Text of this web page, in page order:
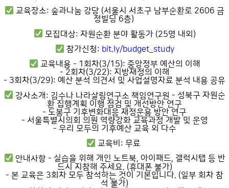
교육장소: 숲과나눔 강당 (서울시 서초구 남부순환로 2606 금
정빌딩 6층)
모집대상: 자원순환 분야 활동가 (25명 내외)
참가신청: bit.ly/budget_study
교육내용 - 1회차(3/15): 중앙정부 예산의 이해
- 2회차(3/22): 지방재정의 이해
- 3회차(3/29): 예산 분석 의견서 및 사업설명자료 분석 내용 공유
강사소개: 김수나 나라살림연구소 책임연구원 - 성북구 자원순
환 집행계획 이행 점검 및 개선방안 연구
- 도봉구 기후변화대응 재정운용 방안 연구
- 서울특별시의회 의원 역량강화 교육과정 개발 및 운영
- 우리 모두의 기후예산 교육 외 다수
교육비: 무료
안내사항 - 실습을 위해 개인 노트북, 아이패드, 갤럭시탭 등 반
드시 지참해 주세요. (휴대폰 불가)
- 본 교육은 3회차 모두 참석하는 것이 기본입니다. (일부 회차 참
석 불가)